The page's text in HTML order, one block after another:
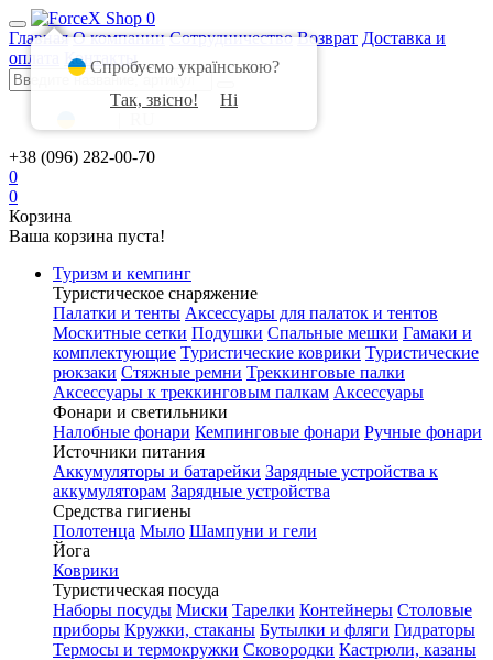
0
Главная О компании Сотрудничество Возврат Доставка и
оплата
Контакты
+38 (096) 282-00-70
0
0
Корзина
Ваша корзина пуста!
Туризм и кемпинг
Туристическое снаряжение
Палатки и тенты Аксессуары для палаток и тентов
Москитные сетки Подушки Спальные мешки Гамаки и
комплектующие Туристические коврики Туристические
рюкзаки Стяжные ремни Треккинговые палки
Аксессуары к треккинговым палкам Аксессуары
Фонари и светильники
Налобные фонари Кемпинговые фонари Ручные фонари
Источники питания
Аккумуляторы и батарейки Зарядные устройства к
аккумуляторам Зарядные устройства
Средства гигиены
Полотенца Мыло Шампуни и гели
Йога
Коврики
Туристическая посуда
Наборы посуды Миски Тарелки Контейнеры Столовые
приборы Кружки, стаканы Бутылки и фляги Гидраторы
Термосы и термокружки Сковородки Кастрюли, казаны
Спробуємо українською?
Так, звісно!
Ні